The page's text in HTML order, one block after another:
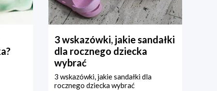
3 wskazówki, jakie sandałki
dla rocznego dziecka
wybrać
3 wskazówki, jakie sandałki dla
rocznego dziecka wybrać